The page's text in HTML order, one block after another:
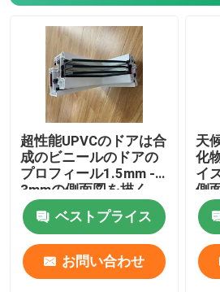
超性能UPVCのドアは合
成のビニールのドアの
プロフィール1.5mm -
3mmの側面図を描く
ベストプライス
お問い合わせ
天
化
イ
側